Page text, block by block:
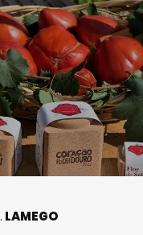
LAMEGO